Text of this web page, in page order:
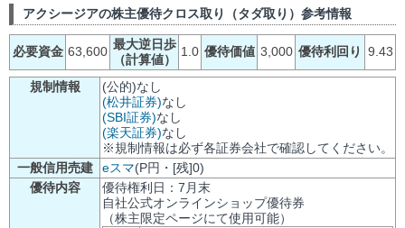
アクシージアの株主優待クロス取り（タダ取り）参考情報
必要資金 63,600 最大逆日歩
（計算値）
1.0 優待価値 3,000 優待利回り 9.43
規制情報
(公的)なし
(松井証券)なし
(SBI証券)なし
(楽天証券)なし
※規制情報は必ず各証券会社で確認してください。
一般信用売建
eスマ(P円・[残]0)
優待内容
優待権利日：7月末
自社公式オンラインショップ優待券
（株主限定ページにて使用可能）